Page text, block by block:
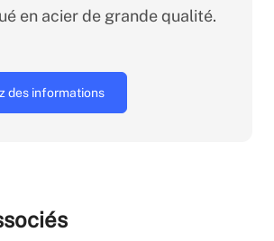
en acier de grande qualité.
des informations